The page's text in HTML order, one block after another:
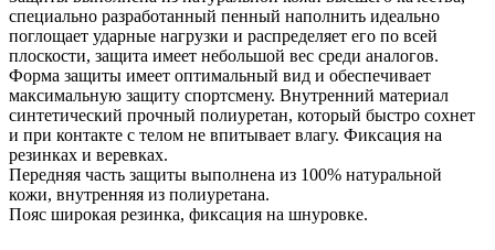
специально разработанный пенный наполнить идеально
поглощает ударные нагрузки и распределяет его по всей
плоскости, защита имеет небольшой вес среди аналогов.
Форма защиты имеет оптимальный вид и обеспечивает
максимальную защиту спортсмену. Внутренний материал
синтетический прочный полиуретан, который быстро сохнет
и при контакте с телом не впитывает влагу. Фиксация на
резинках и веревках.
Передняя часть защиты выполнена из 100% натуральной
кожи, внутренняя из полиуретана.
Пояс широкая резинка, фиксация на шнуровке.